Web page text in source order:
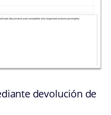
devolución de